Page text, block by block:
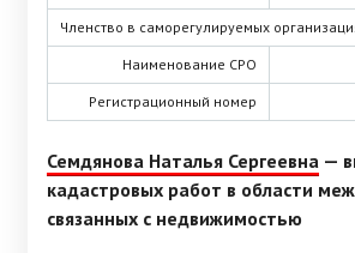
Членство в саморегулируемых
Наименование СРО
Регистрационный номер
Семдянова Наталья Сергеевна —
кадастровых работ в области
связанных с недвижимостью